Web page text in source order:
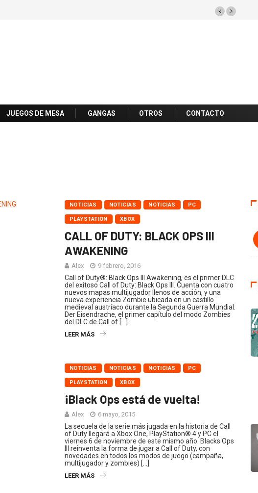
JUEGOS DE MESA GANGAS OTROS CONTACTO
NOTICIAS NOTICIAS NOTICIAS PC
PLAYSTATION XBOX
CALL OF DUTY: BLACK OPS III
AWAKENING
Alex 9 febrero, 2016
Call of Duty®: Black Ops III Awakening, es el primer DLC
del exitoso Call of Duty: Black Ops III. Cuenta con cuatro
nuevos mapas multijugador llenos de acción, y una
nueva experiencia Zombie ubicada en un castillo
medieval austríaco durante la Segunda Guerra Mundial.
Der Eisendrache, el primer capítulo del modo Zombies
del DLC de Call of […]
LEER MÁS
NOTICIAS NOTICIAS NOTICIAS PC
PLAYSTATION XBOX
¡Black Ops está de vuelta!
Alex 6 mayo, 2015
La secuela de la serie más jugada en la historia de Call
of Duty llegará a Xbox One, PlayStation® 4 y PC el
viernes 6 de noviembre de este mismo año. Blacks Ops
III reinventa la forma de jugar a Call of Duty, con
novedades en todos los modos de juego (campaña,
multijugador y zombies) […]
LEER MÁS